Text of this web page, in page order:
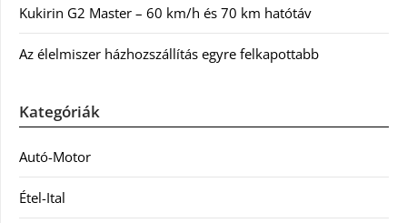
Kukirin G2 Master – 60 km/h és 70 km hatótáv
Az élelmiszer házhozszállítás egyre felkapottabb
Kategóriák
Autó-Motor
Étel-Ital